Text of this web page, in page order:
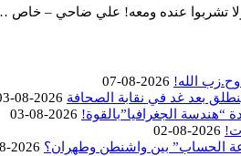
ولا تشربوا عنده ومعه! علي ضاحي – خاص
الله! 2026-08-07
بعد غد في نقابة الصحافة 2026-08-03
“هندسة الجغرافيا”بالقوة! 2026-08-03
2026-08-02
الحساب” بين واشنطن وطهران؟ 2026-08-01